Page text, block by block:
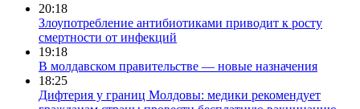
20:18
Злоупотребление антибиотиками приводит к росту
смертности от инфекций
19:18
В молдавском правительстве — новые назначения
18:25
Дифтерия у границ Молдовы: медики рекомендует